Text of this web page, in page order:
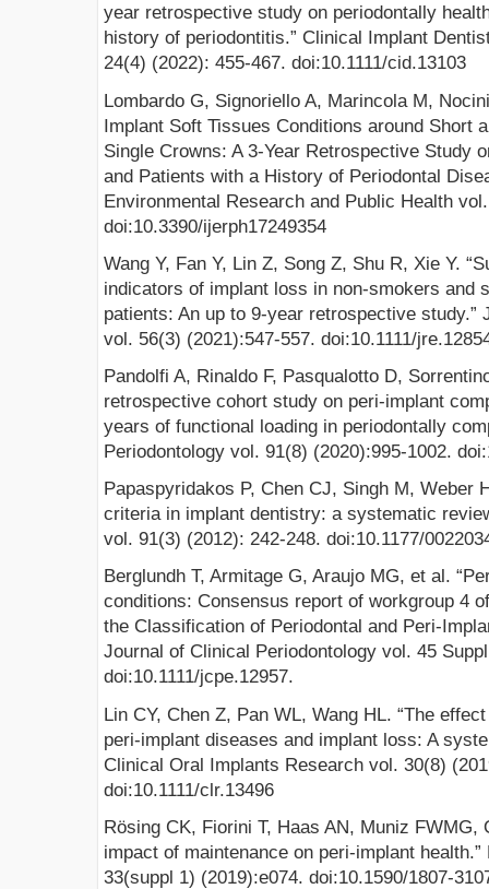
year retrospective study on periodontally
history of periodontitis.” Clinical Implant
24(4) (2022): 455-467. doi:10.1111/cid.13103
Lombardo G, Signoriello A, Marincola M,
Implant Soft Tissues Conditions around Short
Single Crowns: A 3-Year Retrospective Study
and Patients with a History of Periodontal
Environmental Research and Public Health
doi:10.3390/ijerph17249354
Wang Y, Fan Y, Lin Z, Song Z, Shu R, Xie Y.
indicators of implant loss in non-smokers and
patients: An up to 9-year retrospective study.”
vol. 56(3) (2021):547-557. doi:10.1111/
Pandolfi A, Rinaldo F, Pasqualotto D,
retrospective cohort study on peri-implant
years of functional loading in periodontally
Periodontology vol. 91(8) (2020):995-1002.
Papaspyridakos P, Chen CJ, Singh M, Weber
criteria in implant dentistry: a systematic
vol. 91(3) (2012): 242-248. doi:10.1177/
Berglundh T, Armitage G, Araujo MG, et al.
conditions: Consensus report of workgroup 4
the Classification of Periodontal and Peri-
Journal of Clinical Periodontology vol. 45
doi:10.1111/jcpe.12957.
Lin CY, Chen Z, Pan WL, Wang HL. “The
peri-implant diseases and implant loss: A
Clinical Oral Implants Research vol. 30(8)
doi:10.1111/clr.13496
Rösing CK, Fiorini T, Haas AN, Muniz FWMG,
impact of maintenance on peri-implant
33(suppl 1) (2019):e074. doi:10.1590/1807-